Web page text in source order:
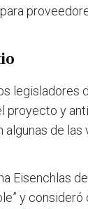
legisladores
proyecto y
algunas de
Eisenchlas
y